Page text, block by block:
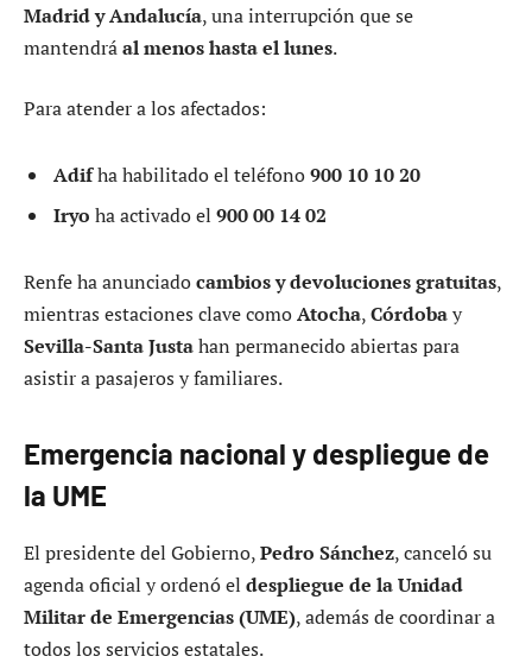
Madrid y Andalucía, una interrupción que se
mantendráal menos hasta el lunes.
Para atender a los afectados:
Adifha habilitado el teléfono900 10 10 20
Iryo ha activado el 900 00 14 02
Renfe ha anunciadocambios y devoluciones gratuitas,
mientras estaciones clave comoAtocha,Córdobay
Sevilla-Santa Justahan permanecido abiertas para
asistir a pasajeros y familiares.
Emergencia nacional y despliegue de
la UME
El presidente del Gobierno,Pedro Sánchez, canceló su
agenda oficial y ordenó el despliegue de la Unidad
Militar de Emergencias (UME), además de coordinar a
todos los servicios estatales.